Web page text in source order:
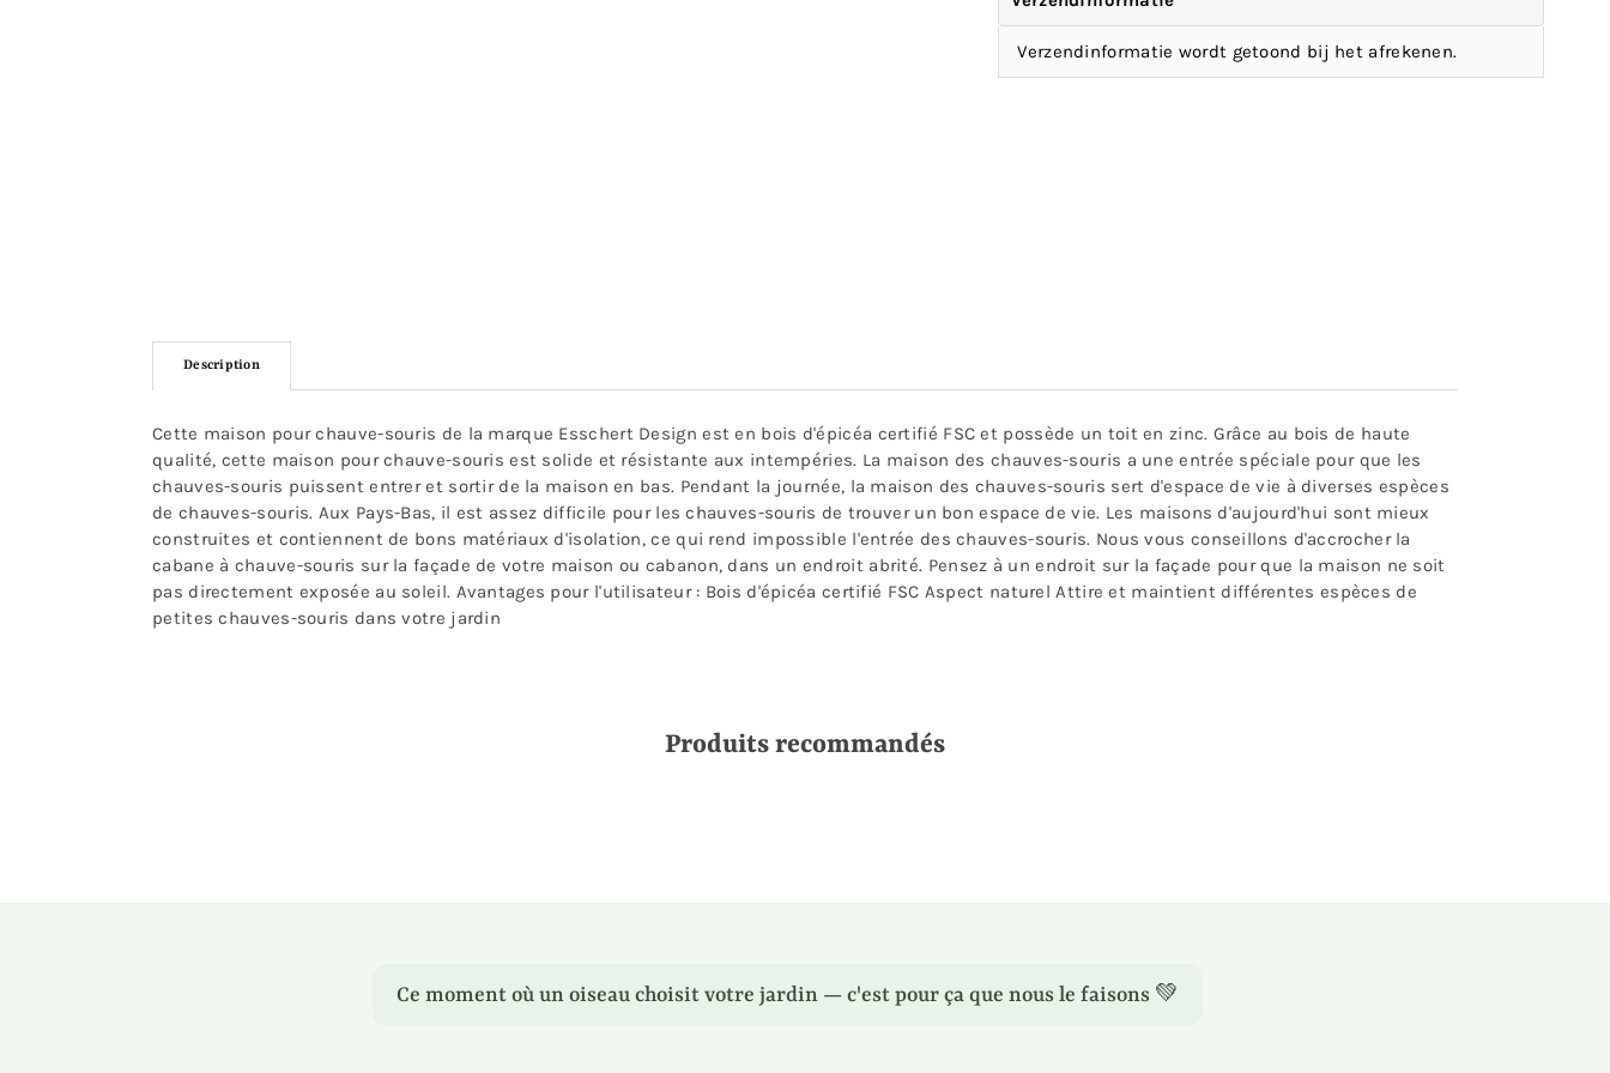
Verzendinformatie wordt getoond bij het afrekenen.
Description
Cette maison pour chauve-souris de la marque Esschert Design est en bois d'épicéa certifié FSC et possède un toit en zinc. Grâce au bois de haute
qualité, cette maison pour chauve-souris est solide et résistante aux intempéries. La maison des chauves-souris a une entrée spéciale pour que les
chauves-souris puissent entrer et sortir de la maison en bas. Pendant la journée, la maison des chauves-souris sert d'espace de vie à diverses espèces
de chauves-souris. Aux Pays-Bas, il est assez difficile pour les chauves-souris de trouver un bon espace de vie. Les maisons d'aujourd'hui sont mieux
construites et contiennent de bons matériaux d'isolation, ce qui rend impossible l'entrée des chauves-souris. Nous vous conseillons d'accrocher la
cabane à chauve-souris sur la façade de votre maison ou cabanon, dans un endroit abrité. Pensez à un endroit sur la façade pour que la maison ne soit
pas directement exposée au soleil. Avantages pour l'utilisateur : Bois d'épicéa certifié FSC Aspect naturel Attire et maintient différentes espèces de
petites chauves-souris dans votre jardin
Produits recommandés
Ce moment où un oiseau choisit votre jardin — c'est pour ça que nous le faisons 💚